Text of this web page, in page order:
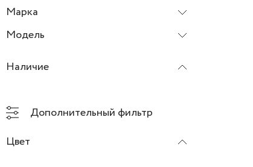
Марка
Модель
Наличие
Дополнительный фильтр
Цвет